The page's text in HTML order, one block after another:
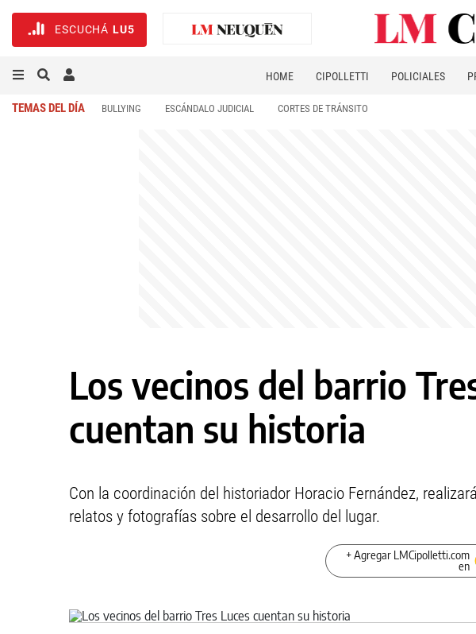
ESCUCHÁ LU5
HOME CIPOLLETTI POLICIALES
TEMAS DEL DÍA BULLYING ESCÁNDALO JUDICIAL CORTES DE TRÁNSITO
Los vecinos del barrio
cuentan su historia
Con la coordinación del historiador Horacio Fernández,
relatos y fotografías sobre el desarrollo del lugar.
+ Agregar LMCipolletti.com
en